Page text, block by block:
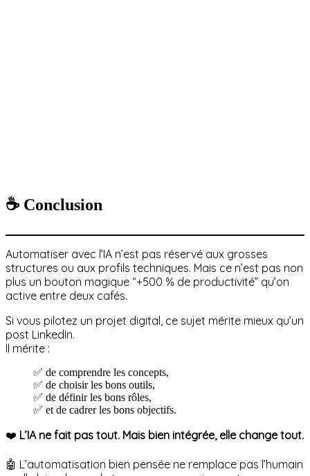
☕ Conclusion
Automatiser avec l’IA n’est pas réservé aux grosses
structures ou aux profils techniques. Mais ce n’est pas non
plus un bouton magique “+500 % de productivité” qu’on
active entre deux cafés.
Si vous pilotez un projet digital, ce sujet mérite mieux qu’un
post LinkedIn.
Il mérite :
✅ de comprendre les concepts,
✅ de choisir les bons outils,
✅ de définir les bons rôles,
✅ et de cadrer les bons objectifs.
❤️ L’IA ne fait pas tout. Mais bien intégrée, elle change tout.
🤖 L’automatisation bien pensée ne remplace pas l’humain